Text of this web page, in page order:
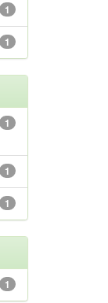
1
1
1
1
1
1